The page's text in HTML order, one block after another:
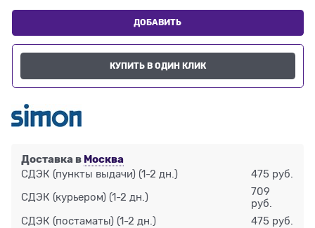
ДОБАВИТЬ
КУПИТЬ В ОДИН КЛИК
Доставка в Москва
СДЭК (пункты выдачи) (1-2 дн.) 475 руб.
СДЭК (курьером) (1-2 дн.)
709
руб.
СДЭК (постаматы) (1-2 дн.) 475 руб.